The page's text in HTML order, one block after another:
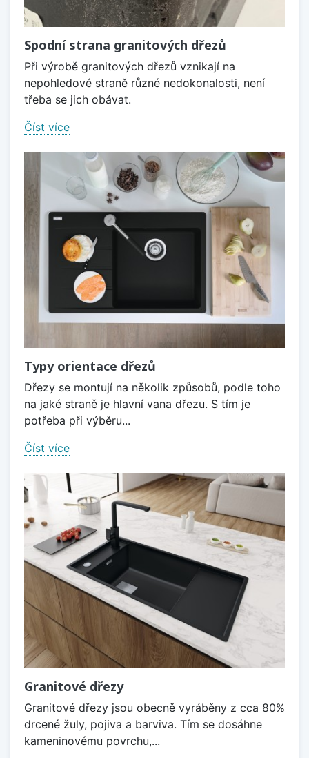
Spodní strana granitových dřezů
Při výrobě granitových dřezů vznikají na
nepohledové straně různé nedokonalosti, není
třeba se jich obávat.
Číst více
Typy orientace dřezů
Dřezy se montují na několik způsobů, podle toho
na jaké straně je hlavní vana dřezu. S tím je
potřeba při výběru...
Číst více
Granitové dřezy
Granitové dřezy jsou obecně vyráběny z cca 80%
drcené žuly, pojiva a barviva. Tím se dosáhne
kameninovému povrchu,...